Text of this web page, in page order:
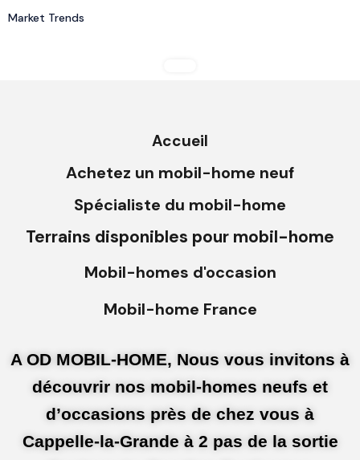
Market Trends
Accueil
Achetez un mobil-home neuf
Spécialiste du mobil-home
Terrains disponibles pour mobil-home
Mobil-homes d'occasion
Mobil-home France
A OD MOBIL-HOME, Nous vous invitons à
découvrir nos mobil-homes neufs et
d’occasions près de chez vous à
Cappelle-la-Grande à 2 pas de la sortie